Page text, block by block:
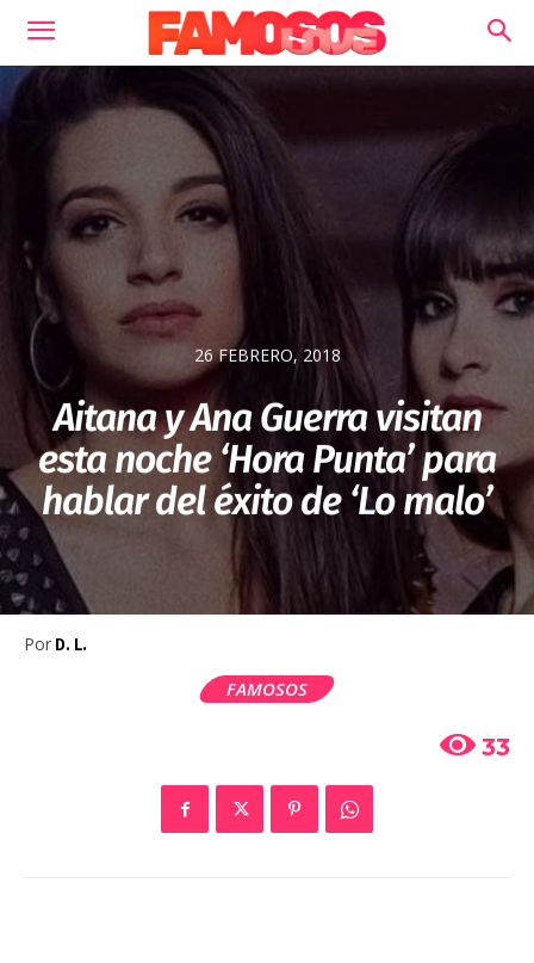
26 FEBRERO, 2018
Aitana y Ana Guerra visitan
esta noche ‘Hora Punta’ para
hablar del éxito de ‘Lo malo’
Por D. L.
FAMOSOS
33